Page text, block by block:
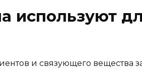
используют
и связующего вещества